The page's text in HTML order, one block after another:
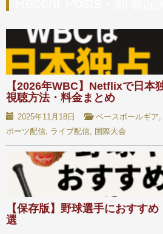
【2026年WBC】Netflixで日本
視聴方法・料金まとめ
2025年11月18日 ベースボールギア,
ポーツ配信, ライブ配信, 国際大会
【保存版】野球選手におすす
選